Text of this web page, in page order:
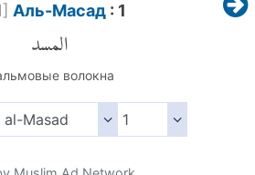
] Аль-Масад: 1
المسد
волокна